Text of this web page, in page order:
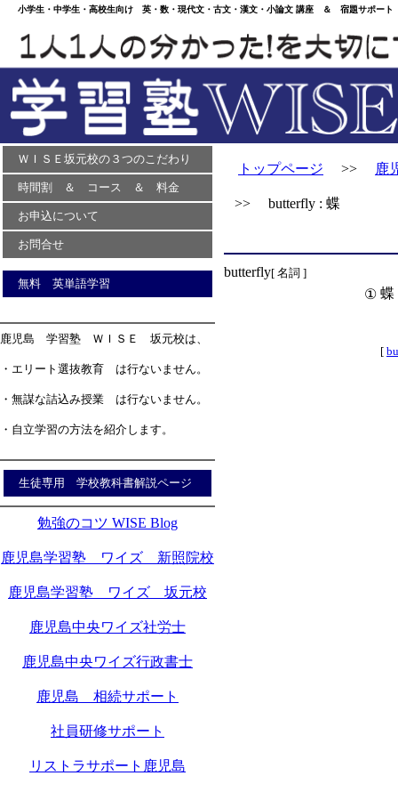
小学生・中学生・高校生向け 英・数・現代文・古文・漢文・小論文 講座 ＆ 宿題サポー
ＷＩＳＥ坂元校の３つのこだわり
時間割 ＆ コース ＆ 料金
お申込について
お問合せ
無料 英単語学習
鹿児島 学習塾 ＷＩＳＥ 坂元校は、
・エリート選抜教育 は行ないません。
・無謀な詰込み授業 は行ないません。
・自立学習の方法を紹介します。
生徒専用 学校教科書解説ページ
勉強のコツ WISE Blog
鹿児島学習塾 ワイズ 新照院校
鹿児島学習塾 ワイズ 坂元校
鹿児島中央ワイズ社労士
鹿児島中央ワイズ行政書士
鹿児島 相続サポート
社員研修サポート
リストラサポート鹿児島
トップページ >> 鹿
>> butterfly : 蝶
butterfly[ 名詞 ]
① 蝶
[